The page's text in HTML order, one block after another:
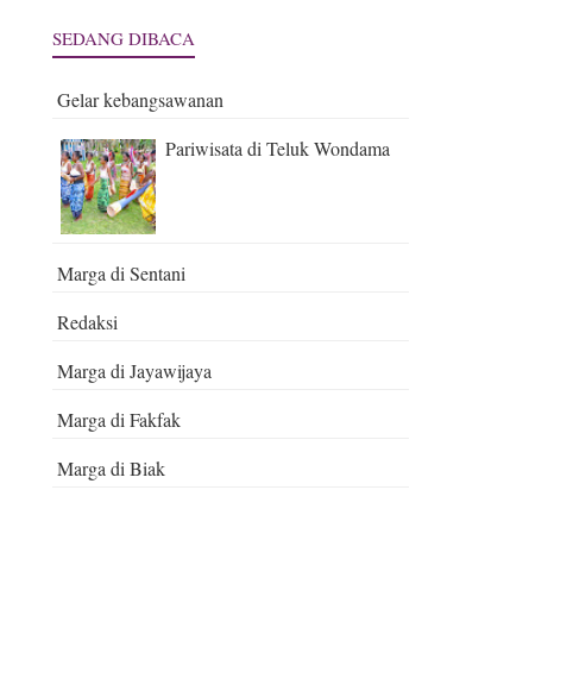
SEDANG DIBACA
Gelar kebangsawanan
Pariwisata di Teluk Wondama
Marga di Sentani
Redaksi
Marga di Jayawijaya
Marga di Fakfak
Marga di Biak